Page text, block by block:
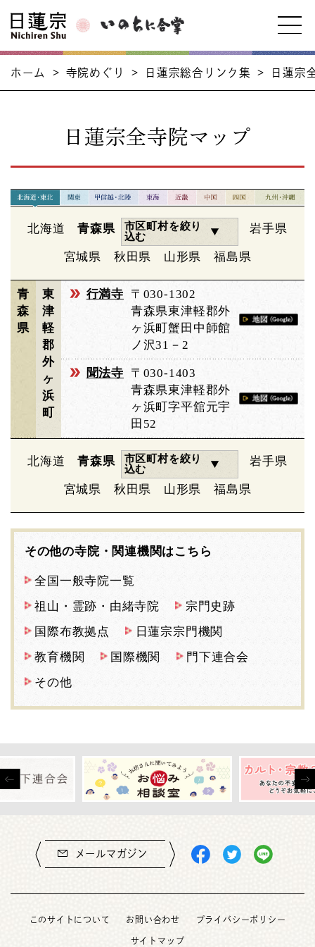
ホーム > 寺院めぐり > 日蓮宗総合リンク集 > 日蓮宗
日蓮宗全寺院マップ
北海道 青森県
市区町村を絞り
込む
岩手県
宮城県 秋田県 山形県 福島県
青
森
県
東
津
軽
郡
外
ヶ
浜
町
行満寺
〒030-1302
青森県東津軽郡外
ヶ浜町蟹田中師館
ノ沢31－2
聞法寺
〒030-1403
青森県東津軽郡外
ヶ浜町字平舘元宇
田52
北海道 青森県
市区町村を絞り
込む
岩手県
宮城県 秋田県 山形県 福島県
その他の寺院・関連機関はこちら
全国一般寺院一覧
祖山・霊跡・由緒寺院
宗門史跡
国際布教拠点
日蓮宗宗門機関
教育機関
国際機関
門下連合会
その他
メールマガジン
このサイトについて お問い合わせ プライバシーポリシー
サイトマップ